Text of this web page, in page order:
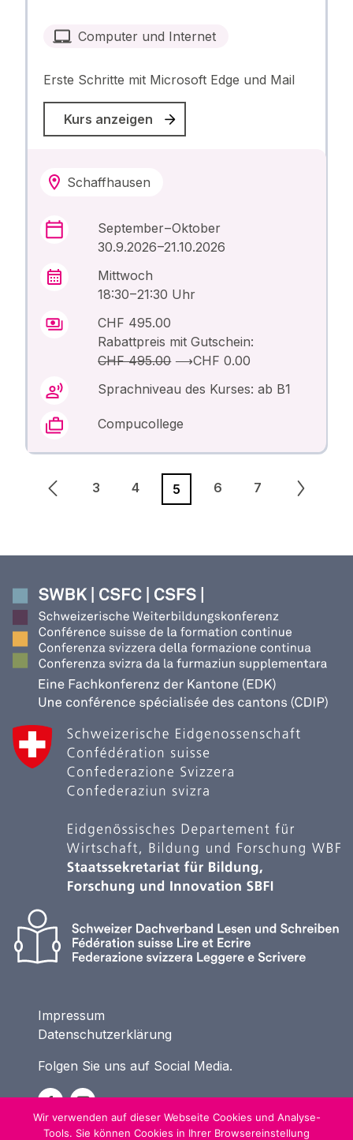
Computer und Internet
Erste Schritte mit Microsoft Edge und Mail
Kurs anzeigen
Schaffhausen
September – Oktober
30.9.2026 –21.10.2026
Mittwoch
18:30 – 21:30 Uhr
CHF 495.00
Rabattpreis mit Gutschein:
CHF 495.00⟶CHF 0.00
Sprachniveau des Kurses: ab B1
Compucollege
3 4 5 6 7
Impressum
Datenschutzerklärung
Folgen Sie uns auf Social Media.
Wir verwenden auf dieser Webseite Cookies und Analyse-
Tools. Sie können Cookies in Ihrer Browsereinstellung